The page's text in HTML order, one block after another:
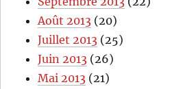
Août 2013 (20)
Juillet 2013 (25)
Juin 2013 (26)
Mai 2013 (21)